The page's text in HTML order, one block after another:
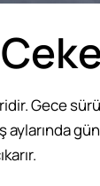
Gece